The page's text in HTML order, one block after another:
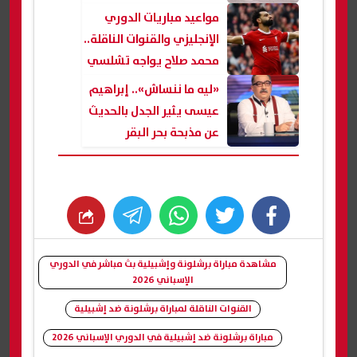
المتهمين
مواعيد مباريات الدوري
الإنجليزي والقنوات الناقلة..
محمد صلاح يواجه تشلسي
اليوم
«ليه ما ننساش».. إبراهيم
عيسى يثير الجدل بالحديث
عن مذبحة بحر البقر
facebook
twitter
whats
مشاهدة مباراة برشلونة وإشبيلية بث مباشر في الدوري
الإسباني 2026
القنوات الناقلة لمباراة برشلونة ضد إشبيلية
مباراة برشلونة ضد إشبيلية في الدوري الإسباني 2026